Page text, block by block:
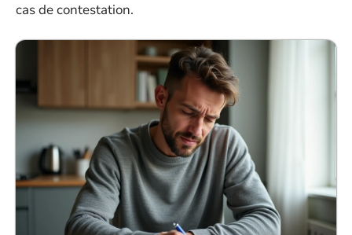
cas de contestation.